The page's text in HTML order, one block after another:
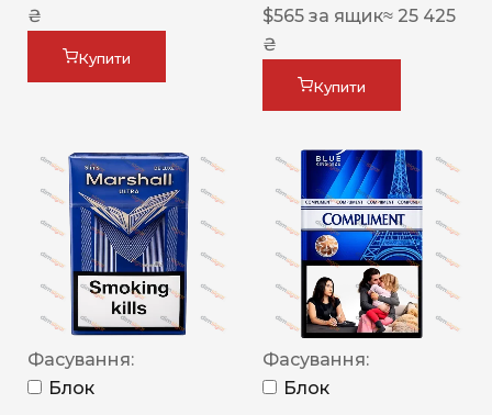
₴
Купити
$565 за ящик≈ 25 425
₴
Купити
Фасування:
Блок
Фасування:
Блок